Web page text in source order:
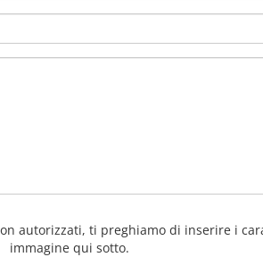
autorizzati, ti preghiamo di inserire i
immagine qui sotto.